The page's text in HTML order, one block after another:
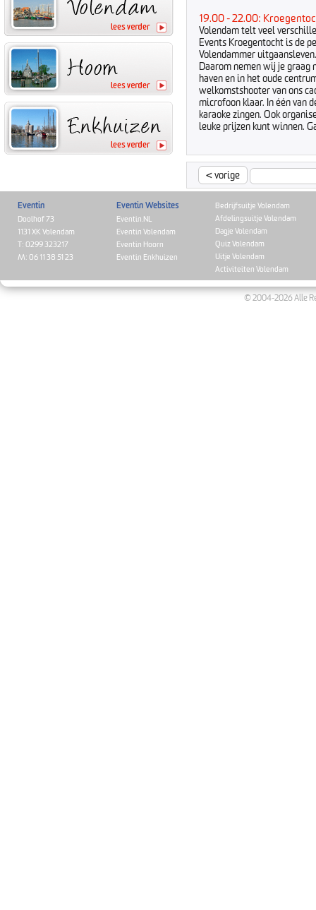
19.00 - 22.00:
Volendam telt veel
Events Kroegentocht is de
Volendammer
Daarom nemen wij je graag
haven en in het oude
welkomstshooter van ons
microfoon klaar. In één van
karaoke zingen. Ook
leuke prijzen kunt winnen.
<vorige
Eventin
Doolhof 73
1131 XK Volendam
T: 0299 323217
M: 06 11 38 51 23
Eventin Websites
Eventin.NL
Eventin Volendam
Eventin Hoorn
Eventin Enkhuizen
Bedrijfsuitje Volendam
Afdelingsuitje Volendam
Dagje Volendam
Quiz Volendam
Uitje Volendam
Activiteiten Volendam
© 2004-2026 Alle